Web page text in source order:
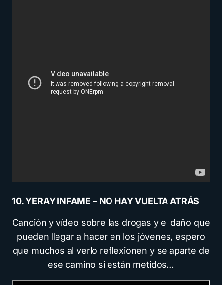
10. YERAY INFAME – NO HAY VUELTA ATRÁS
Canción y vídeo sobre las drogas y el daño que
pueden llegar a hacer en los jóvenes, espero
que muchos al verlo reflexionen y se aparte de
ese camino si están metidos…